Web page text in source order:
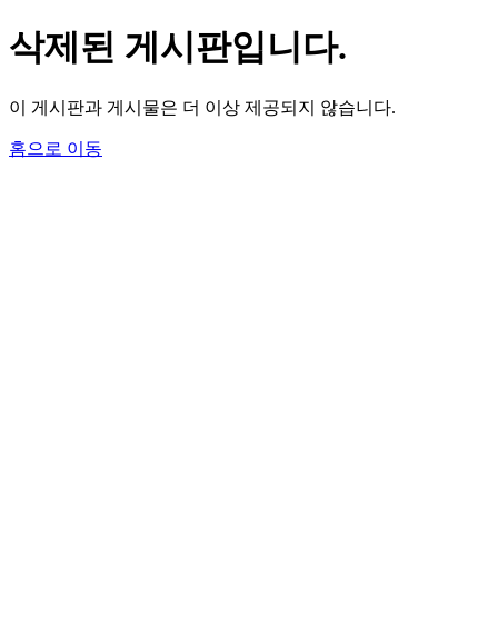
삭제된 게시판입니다.
이 게시판과 게시물은 더 이상 제공되지 않습니다.
홈으로 이동